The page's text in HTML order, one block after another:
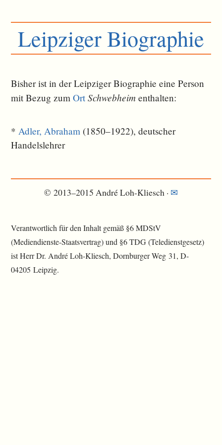
Leipziger Biographie
Bisher ist in der Leipziger Biographie eine Person
mit Bezug zumOrt Schwebheim ent­halten:
* Adler, Abraham (1850–1922), deutscher
Handelslehrer
© 2013–2015 André Loh-Kliesch · ✉
Verantwortlich für den Inhalt gemäß §6 MDStV
(Mediendienste-Staatsvertrag) und §6 TDG (Teledienstgesetz)
ist Herr Dr. André Loh-Kliesch, Dornburger Weg 31, D-
04205 Leipzig.